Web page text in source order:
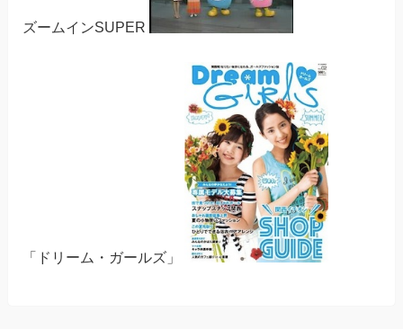
ズームインSUPER
「ドリーム・ガールズ」